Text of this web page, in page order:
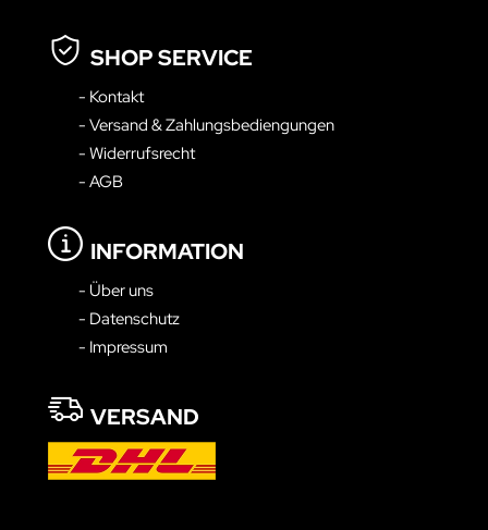
SHOP SERVICE
- Kontakt
- Versand & Zahlungsbediengungen
- Widerrufsrecht
- AGB
INFORMATION
- Über uns
- Datenschutz
- Impressum
VERSAND